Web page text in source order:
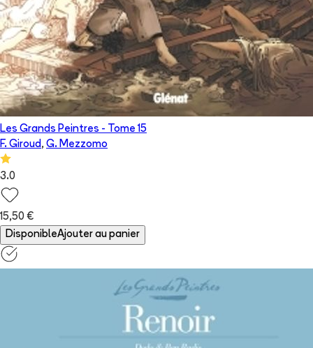
Les Grands Peintres - Tome 15
F. Giroud, G. Mezzomo
3.0
15,50 €
DisponibleAjouter au panier